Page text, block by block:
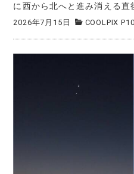
に西から北へと進み消える直
2026年7月15日 COOLPIX